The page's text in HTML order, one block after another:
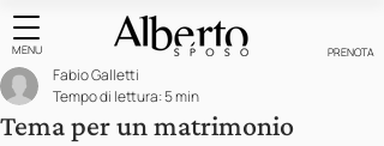
MENU PRENOTA
Tema per un matrimonio
Fabio Galletti
Tempo di lettura: 5 min